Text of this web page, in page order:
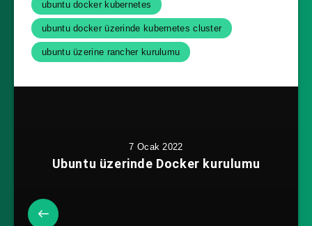
ubuntu docker kubernetes
ubuntu docker üzerinde kubernetes cluster
ubuntu üzerine rancher kurulumu
7 Ocak 2022
Ubuntu üzerinde Docker kurulumu